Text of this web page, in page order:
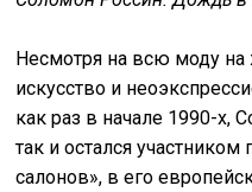
Несмотря на всю моду на
искусство и
как раз в начале 1990-х,
так и остался
салонов», в его